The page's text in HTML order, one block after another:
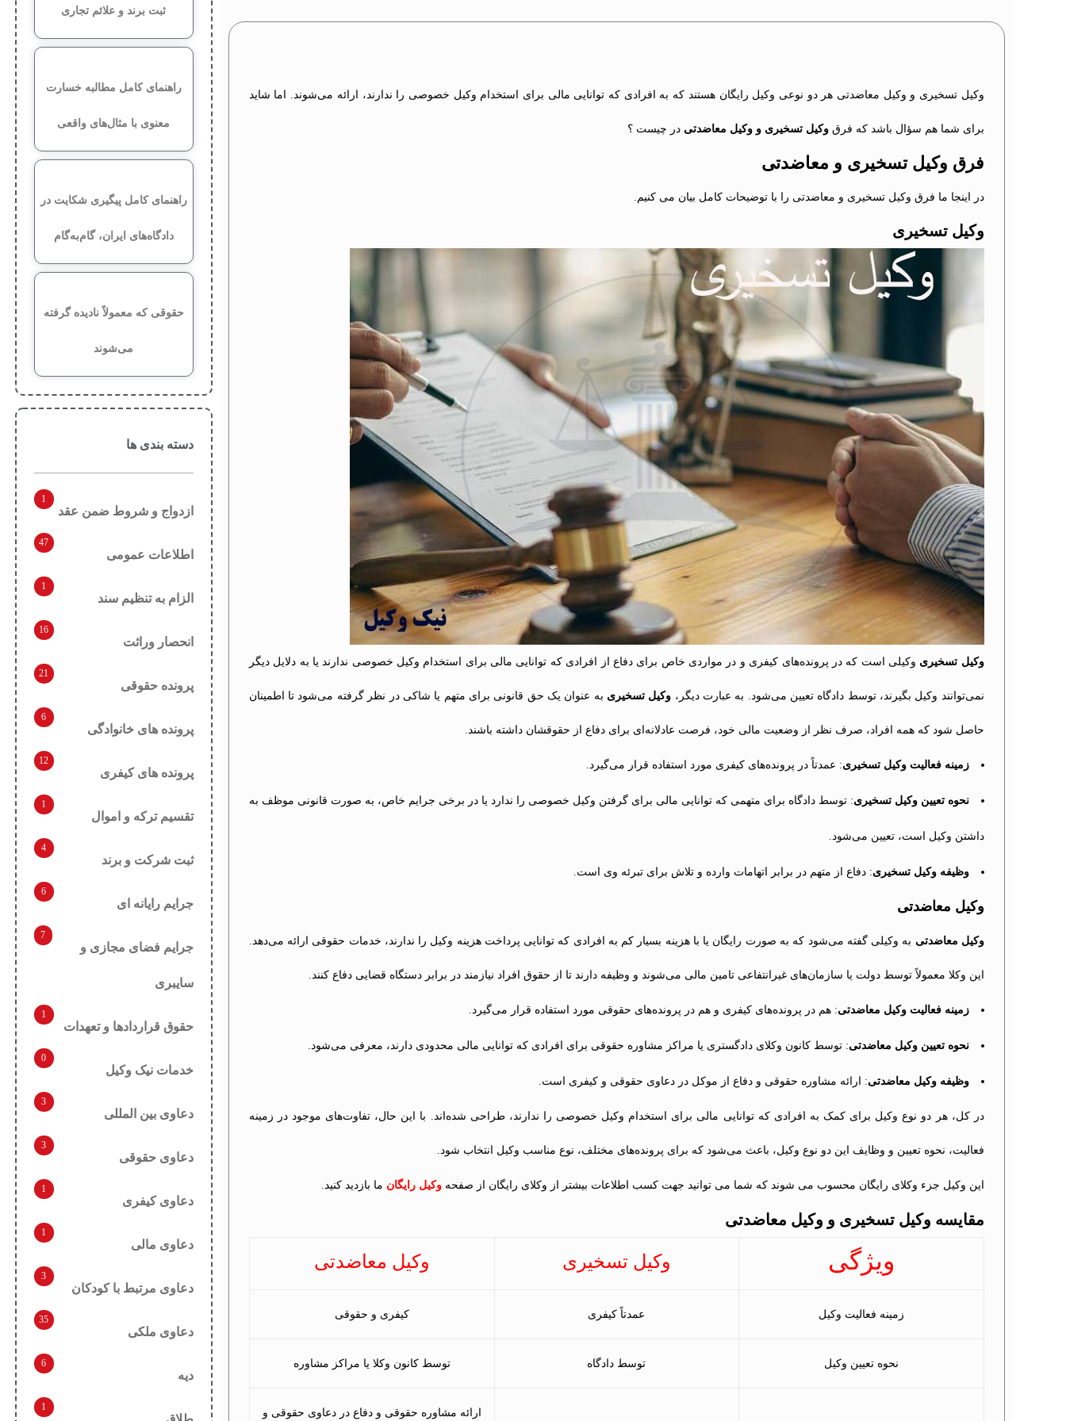
وکیل تسخیری و وکیل معاضدتی هر دو نوعی وکیل رایگان هستند که به افرادی که توانایی مالی برای استخدام وکیل خصوصی را ندارند، ارائه می‌شوند. اما شاید
برای شما هم سؤال باشد که فرقوکیل تسخیری و وکیل معاضدتیدر چیست ؟
فرق وکیل تسخیری و معاضدتی
در اینجا ما فرق وکیل تسخیری و معاضدتی را با توضیحات کامل بیان می کنیم.
وکیل تسخیری
وکیل تسخیری وکیلی است که در پرونده‌های کیفری و در مواردی خاص برای دفاع از افرادی که توانایی مالی برای استخدام وکیل خصوصی ندارند یا به دلایل دیگر
نمی‌توانند وکیل بگیرند، توسط دادگاه تعیین می‌شود. به عبارت دیگر، وکیل تسخیری به عنوان یک حق قانونی برای متهم یا شاکی در نظر گرفته می‌شود تا اطمینان
حاصل شود که همه افراد، صرف نظر از وضعیت مالی خود، فرصت عادلانه‌ای برای دفاع از حقوقشان داشته باشند.
زمینه فعالیت وکیل تسخیری: عمدتاً در پرونده‌های کیفری مورد استفاده قرار می‌گیرد.
نحوه تعیین وکیل تسخیری: توسط دادگاه برای متهمی که توانایی مالی برای گرفتن وکیل خصوصی را ندارد یا در برخی جرایم خاص، به صورت قانونی موظف به
داشتن وکیل است، تعیین می‌شود.
وظیفه وکیل تسخیری: دفاع از متهم در برابر اتهامات وارده و تلاش برای تبرئه وی است.
وکیل معاضدتی
وکیل معاضدتی به وکیلی گفته می‌شود که به صورت رایگان یا با هزینه بسیار کم به افرادی که توانایی پرداخت هزینه وکیل را ندارند، خدمات حقوقی ارائه می‌دهد.
این وکلا معمولاً توسط دولت یا سازمان‌های غیرانتفاعی تامین مالی می‌شوند و وظیفه دارند تا از حقوق افراد نیازمند در برابر دستگاه قضایی دفاع کنند.
زمینه فعالیت وکیل معاضدتی: هم در پرونده‌های کیفری و هم در پرونده‌های حقوقی مورد استفاده قرار می‌گیرد.
نحوه تعیین وکیل معاضدتی: توسط کانون وکلای دادگستری یا مراکز مشاوره حقوقی برای افرادی که توانایی مالی محدودی دارند، معرفی می‌شود.
وظیفه وکیل معاضدتی: ارائه مشاوره حقوقی و دفاع از موکل در دعاوی حقوقی و کیفری است.
در کل، هر دو نوع وکیل برای کمک به افرادی که توانایی مالی برای استخدام وکیل خصوصی را ندارند، طراحی شده‌اند. با این حال، تفاوت‌های موجود در زمینه
فعالیت، نحوه تعیین و وظایف این دو نوع وکیل، باعث می‌شود که برای پرونده‌های مختلف، نوع مناسب وکیل انتخاب شود.
این وکیل جزء وکلای رایگان محسوب می شوند که شما می توانید جهت کسب اطلاعات بیشتر از وکلای رایگان از صفحهوکیل رایگان ما بازدید کنید.
مقایسه وکیل تسخیری و وکیل معاضدتی
ویژگی وکیل تسخیری وکیل معاضدتی
زمینه فعالیت وکیل عمدتاً کیفری کیفری و حقوقی
نحوه تعیین وکیل توسط دادگاه توسط کانون وکلا یا مراکز مشاوره
ارائه مشاوره حقوقی و دفاع در دعاوی حقوقی و
ثبت برند و علائم تجاری
راهنمای کامل مطالبه خسارت
معنوی با مثال‌های واقعی
راهنمای کامل پیگیری شکایت در
دادگاه‌های ایران، گام‌به‌گام
حقوقی که معمولاً نادیده گرفته
می‌شوند
دسته بندی ها
ازدواج و شروط ضمن عقد
1
اطلاعات عمومی
47
الزام به تنظیم سند
1
انحصار وراثت
16
پرونده حقوقی
21
پرونده های خانوادگی
6
پرونده های کیفری
12
تقسیم ترکه و اموال
1
ثبت شرکت و برند
4
جرایم رایانه ای
6
جرایم فضای مجازی و
سایبری
7
حقوق قراردادها و تعهدات
1
خدمات نیک وکیل
0
دعاوی بین المللی
3
دعاوی حقوقی
3
دعاوی کیفری
1
دعاوی مالی
1
دعاوی مرتبط با کودکان
3
دعاوی ملکی
35
دیه
6
1